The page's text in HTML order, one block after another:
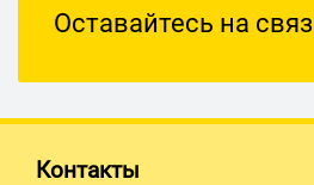
есть
Батарейки (аккумулятор) в
есть
Оставайтесь на
Контакты